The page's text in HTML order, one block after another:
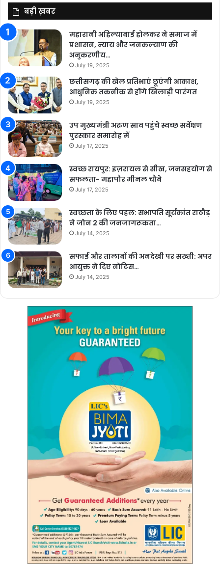
बड़ी ख़बर
महारानी अहिल्याबाई होलकर ने समाज में
प्रशासन, न्याय और जनकल्याण की
अनुकरणीय…
July 19, 2025
छत्तीसगढ़ की खेल प्रतिभाएं छूएंगी आकाश,
आधुनिक तकनीक से होंगे खिलाड़ी पारंगत
July 19, 2025
उप मुख्यमंत्री अरुण साव पहुंचे स्वच्छ सर्वेक्षण
पुरस्कार समारोह में
July 17, 2025
स्वच्छ रायपुर: इज़रायल से सीख, जनसहयोग से
सफलता- महापौर मीनल चौबे
July 17, 2025
स्वच्छता के लिए पहल: सभापति सूर्यकांत राठौड़
ने जोन 2 की जनजागरूकता…
July 14, 2025
सफाई और तालाबों की अनदेखी पर सख्ती: अपर
आयुक्त ने दिए नोटिस…
July 14, 2025